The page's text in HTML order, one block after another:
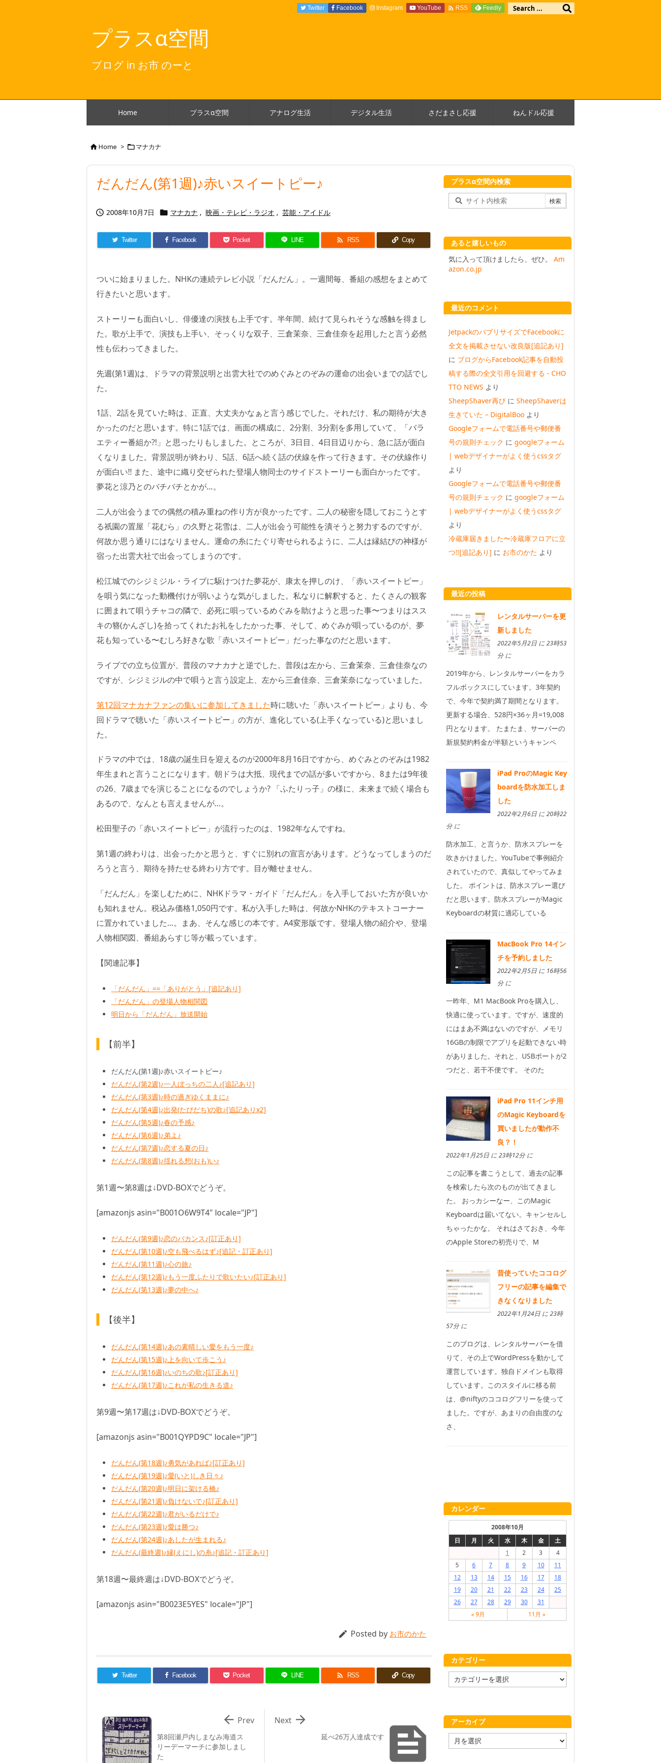
プラスα空間
ブログ in お市 のーと
Home プラスα空間 アナログ生活 デジタル生活 さだまさし応援 ねんドル応援
Twitter Facebook Instagram YouTube  RSS Feedly
Home > マナカナ
だんだん(第1週)♪赤いスイートピー♪
 2008年10月7日  マナカナ , 映画・テレビ・ラジオ , 芸能・アイドル
Twitter Facebook Pocket LINE  RSS Copy
ついに始まりました。NHKの連続テレビ小説「だんだん」。一週間毎、番組の感想をまとめて
行きたいと思います。
ストーリーも面白いし、俳優達の演技も上手です。半年間、続けて見られそうな感触を得まし
た。歌が上手で、演技も上手い、そっくりな双子、三倉茉奈、三倉佳奈を起用したと言う必然
性も伝わってきました。
先週(第1週)は、ドラマの背景説明と出雲大社でのめぐみとのぞみの運命の出会いまでの話でし
た。
1話、2話を見ていた時は、正直、大丈夫かなぁと言う感じでした。それだけ、私の期待が大き
かったのだと思います。特に1話では、画面の構成に、2分割、3分割を多用していて、「バラ
エティー番組か?!」と思ったりもしました。ところが、3日目、4日目辺りから、急に話が面白
くなりました。背景説明が終わり、5話、6話へ続く話の伏線を作って行きます。その伏線作り
が面白い!! また、途中に織り交ぜられた登場人物同士のサイドストーリーも面白かったです。
夢花と涼乃とのバチバチとかが…。
二人が出会うまでの偶然の積み重ねの作り方が良かったです。二人の秘密を隠しておこうとす
る祇園の置屋「花むら」の久野と花雪は、二人が出会う可能性を潰そうと努力するのですが、
何故か思う通りにはなりません。運命の糸にたぐり寄せられるように、二人は縁結びの神様が
宿った出雲大社で出会ってしまうのです。
松江城でのシジミジル・ライブに駆けつけた夢花が、康太を押しのけ、「赤いスイートピー」
を唄う気になった動機付けが弱いような気がしました。私なりに解釈すると、たくさんの観客
に囲まれて唄うチャコの隣で、必死に唄っているめぐみを助けようと思った事〜つまりはスス
キの簪(かんざし)を拾ってくれたお礼をしたかった事、そして、めぐみが唄っているのが、夢
花も知っている〜むしろ好きな歌「赤いスイートピー」だった事なのだと思います。
ライブでの立ち位置が、普段のマナカナと逆でした。普段は左から、三倉茉奈、三倉佳奈なの
ですが、シジミジルの中で唄うと言う設定上、左から三倉佳奈、三倉茉奈になっていました。
第12回マナカナファンの集いに参加してきました時に聴いた「赤いスイートピー」よりも、今
回ドラマで聴いた「赤いスイートピー」の方が、進化している(上手くなっている)と思いまし
た。
ドラマの中では、18歳の誕生日を迎えるのが2000年8月16日ですから、めぐみとのぞみは1982
年生まれと言うことになります。朝ドラは大抵、現代までの話が多いですから、8または9年後
の26、7歳までを演じることになるのでしょうか? 「ふたりっ子」の様に、未来まで続く場合も
あるので、なんとも言えませんが…。
松田聖子の「赤いスイートピー」が流行ったのは、1982年なんですね。
第1週の終わりは、出会ったかと思うと、すぐに別れの宣言があります。どうなってしまうのだ
ろうと言う、期待を持たせる終わり方です。目が離せません。
「だんだん」を楽しむために、NHKドラマ・ガイド「だんだん」を入手しておいた方が良いか
も知れません。税込み価格1,050円です。私が入手した時は、何故かNHKのテキストコーナー
に置かれていました…。まあ、そんな感じの本です。A4変形版です。登場人物の紹介や、登場
人物相関図、番組あらすじ等が載っています。
【関連記事】
「だんだん」==「ありがとう」[追記あり]
「だんだん」の登場人物相関図
明日から「だんだん」放送開始
【前半】
だんだん(第1週)♪赤いスイートピー♪
だんだん(第2週)♪一人ぼっちの二人♪[追記あり]
だんだん(第3週)♪時の過ぎゆくままに♪
だんだん(第4週)♪出発(たびだち)の歌♪[追記ありx2]
だんだん(第5週)♪春の予感♪
だんだん(第6週)♪弟よ♪
だんだん(第7週)♪恋する夏の日♪
だんだん(第8週)♪揺れる想(おも)い♪
第1週〜第8週は↓DVD-BOXでどうぞ。
[amazonjs asin="B001O6W9T4" locale="JP"]
だんだん(第9週)♪恋のバカンス♪[訂正あり]
だんだん(第10週)♪空も飛べるはず♪[追記・訂正あり]
だんだん(第11週)♪心の旅♪
だんだん(第12週)♪もう一度ふたりで歌いたい♪[訂正あり]
だんだん(第13週)♪夢の中へ♪
【後半】
だんだん(第14週)♪あの素晴しい愛をもう一度♪
だんだん(第15週)♪上を向いて歩こう♪
だんだん(第16週)♪いのちの歌♪[訂正あり]
だんだん(第17週)♪これが私の生きる道♪
第9週〜第17週は↓DVD-BOXでどうぞ。
[amazonjs asin="B001QYPD9C" locale="JP"]
だんだん(第18週)♪勇気があれば♪[訂正あり]
だんだん(第19週)♪愛(いと)しき日々♪
だんだん(第20週)♪明日に架ける橋♪
だんだん(第21週)♪負けないで♪[訂正あり]
だんだん(第22週)♪君がいるだけで♪
だんだん(第23週)♪愛は勝つ♪
だんだん(第24週)♪あしたが生まれる♪
だんだん(最終週)♪縁(えにし)の糸♪[追記・訂正あり]
第18週〜最終週は↓DVD-BOXでどうぞ。
[amazonjs asin="B0023E5YES" locale="JP"]
 Posted by お市のかた
Twitter Facebook Pocket LINE  RSS Copy

延べ26万人達成です

Next
第8回瀬戸内しまなみ海道ス
リーデーマーチに参加しまし
た
 Prev
プラスα空間内検索
あると嬉しいもの
気に入って頂けましたら、ぜひ。 Am
azon.co.jp
最近のコメント
JetpackのパブリサイズでFacebookに
全文を掲載させない改良版[追記あり]
に ブログからFacebook記事を自動投
稿する際の全文引用を回避する - CHO
TTO NEWS より
SheepShaver再び に SheepShaverは
生きていた – DigitalBoo より
Googleフォームで電話番号や郵便番
号の規則チェック に googleフォーム
| webデザイナーがよく使うcssタグ
より
Googleフォームで電話番号や郵便番
号の規則チェック に googleフォーム
| webデザイナーがよく使うcssタグ
より
冷蔵庫届きました〜冷蔵庫フロアに立
つ!![追記あり] に お市のかた より
最近の投稿
レンタルサーバーを更
新しました
2022年5月2日 に 23時53
分 に
2019年から、レンタルサーバーをカラ
フルボックスにしています。3年契約
で、今年で契約満了期間となります。
更新する場合、528円×36ヶ月=19,008
円となります。 たまたま、サーバーの
新規契約料金が半額というキャンペ
iPad ProのMagic Key
boardを防水加工しま
した
2022年2月6日 に 20時22
分 に
防水加工、と言うか、防水スプレーを
吹きかけました。YouTubeで事例紹介
されていたので、真似してやってみま
した。 ポイントは、防水スプレー選び
だと思います。防水スプレーがMagic
Keyboardの材質に適応している
MacBook Pro 14イン
チを予約しました
2022年2月5日 に 16時56
分 に
一昨年、M1 MacBook Proを購入し、
快適に使っています。ですが、速度的
にはまあ不満はないのですが、メモリ
16GBの制限でアプリを起動できない時
がありました。それと、USBポートが2
つだと、若干不便です。 そのた
iPad Pro 11インチ用
のMagic Keyboardを
買いましたが動作不
良？！
2022年1月25日 に 23時12分 に
この記事を書こうとして、過去の記事
を検索したら次のものが出てきまし
た。 おっカシーなー、このMagic
Keyboardは届いてない。キャンセルし
ちゃったかな。 それはさておき、今年
のApple Storeの初売りで、M
昔使っていたココログ
フリーの記事を編集で
きなくなりました
2022年1月24日 に 23時
57分 に
このブログは、レンタルサーバーを借
りて、その上でWordPressを動かして
運営しています。独自ドメインも取得
しています。このスタイルに移る前
は、@niftyのココログフリーを使って
ました。ですが、あまりの自由度のな
さ、
カレンダー
2008年10月
日
月 火 水 木 金
土
1
2 3
4
5
6 7 8 9 10
11
12
13 14 15 16 17
18
19
20 21 22 23 24
25
26
27 28 29 30
31
« 9月
11月 »
カテゴリー
テ
ー
アーカイブ
ー